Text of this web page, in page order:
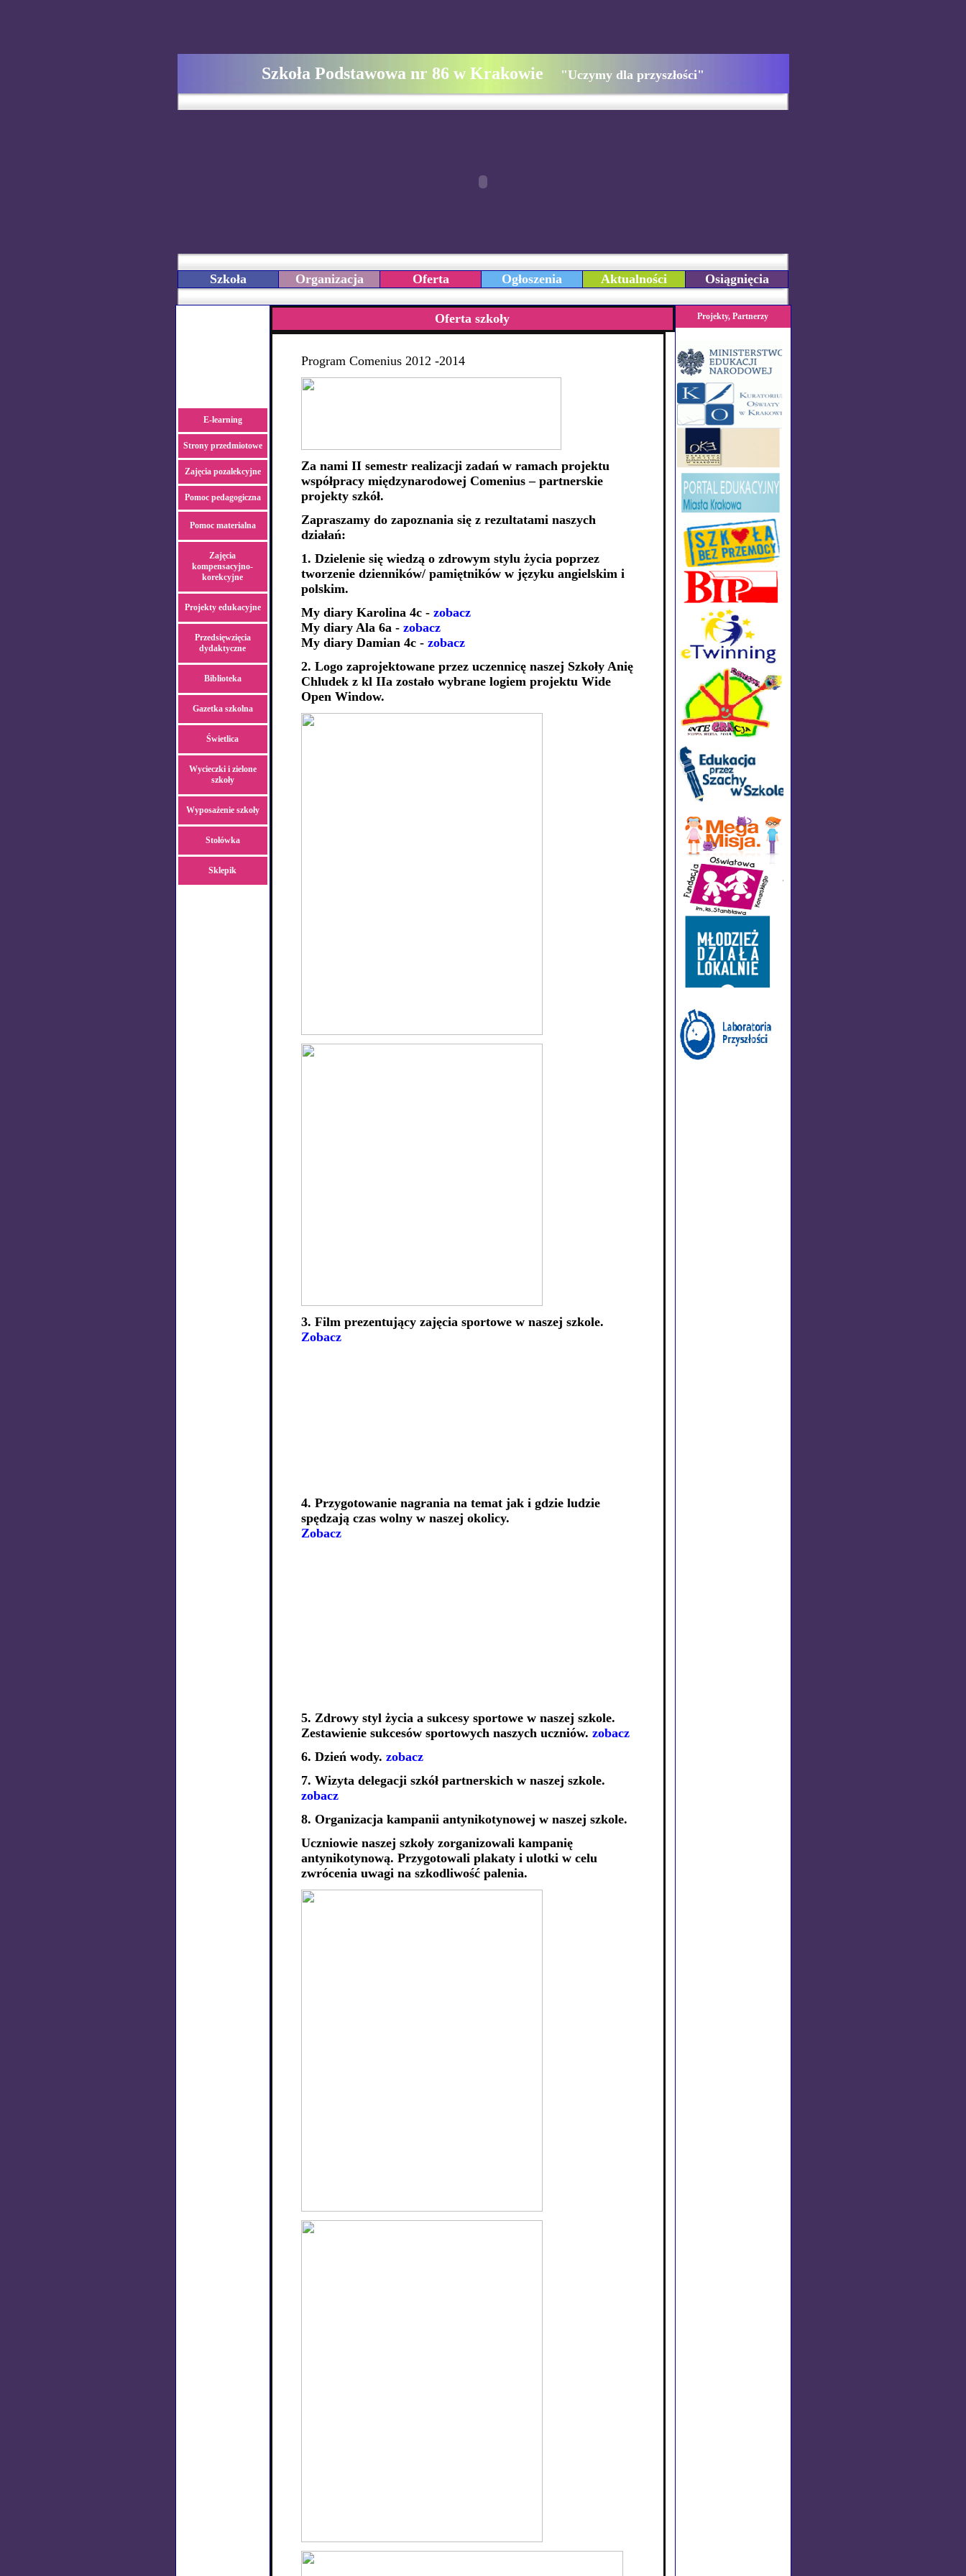
Szkoła Podstawowa nr 86 w Krakowie "Uczymy dla przyszłości"
Szkoła Organizacja Oferta Ogłoszenia Aktualności Osiągnięcia
E-learning
Strony przedmiotowe
Zajęcia pozalekcyjne
Pomoc pedagogiczna
Pomoc materialna
Zajęcia
kompensacyjno-
korekcyjne
Projekty edukacyjne
Przedsięwzięcia
dydaktyczne
Biblioteka
Gazetka szkolna
Świetlica
Wycieczki i zielone
szkoły
Wyposażenie szkoły
Stołówka
Sklepik
Oferta szkoły
Program Comenius 2012 -2014
Za nami II semestr realizacji zadań w ramach projektu
współpracy międzynarodowej Comenius – partnerskie
projekty szkół.
Zapraszamy do zapoznania się z rezultatami naszych
działań:
1. Dzielenie się wiedzą o zdrowym stylu życia poprzez
tworzenie dzienników/ pamiętników w języku angielskim i
polskim.
My diary Karolina 4c - zobacz
My diary Ala 6a - zobacz
My diary Damian 4c - zobacz
2. Logo zaprojektowane przez uczennicę naszej Szkoły Anię
Chludek z kl IIa zostało wybrane logiem projektu Wide
Open Window.
3. Film prezentujący zajęcia sportowe w naszej szkole.
Zobacz
4. Przygotowanie nagrania na temat jak i gdzie ludzie
spędzają czas wolny w naszej okolicy.
Zobacz
5. Zdrowy styl życia a sukcesy sportowe w naszej szkole.
Zestawienie sukcesów sportowych naszych uczniów. zobacz
6. Dzień wody. zobacz
7. Wizyta delegacji szkół partnerskich w naszej szkole.
zobacz
8. Organizacja kampanii antynikotynowej w naszej szkole.
Uczniowie naszej szkoły zorganizowali kampanię
antynikotynową. Przygotowali plakaty i ulotki w celu
zwrócenia uwagi na szkodliwość palenia.
Projekty, Partnerzy